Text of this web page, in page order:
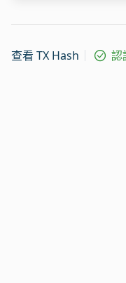
查看 TX Hash 認